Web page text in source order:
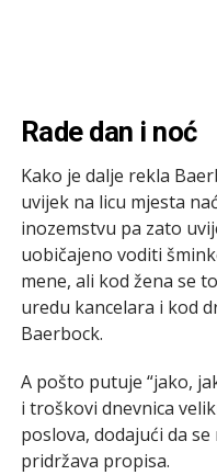
Rade dan i noć
Kako je dalje rekla
uvijek na licu mjesta
inozemstvu pa zato
uobičajeno voditi
mene, ali kod žena se
uredu kancelara i kod
Baerbock.
A pošto putuje “jako,
i troškovi dnevnica
poslova, dodajući da
pridržava propisa.